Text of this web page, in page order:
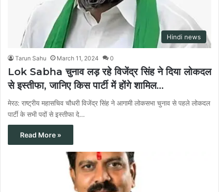
Hindi news
Tarun Sahu March 11, 2024 0
Lok Sabha चुनाव लड़ रहे विजेंद्र सिंह ने दिया लोकदल
से इस्तीफा, जानिए किस पार्टी में होंगे शामिल…
मेरठ: राष्ट्रीय महासचिव चौधरी विजेंद्र सिंह ने आगामी लोकसभा चुनाव से पहले लोकदल
पार्टी के सभी पदों से इस्तीफा दे…
Read More »